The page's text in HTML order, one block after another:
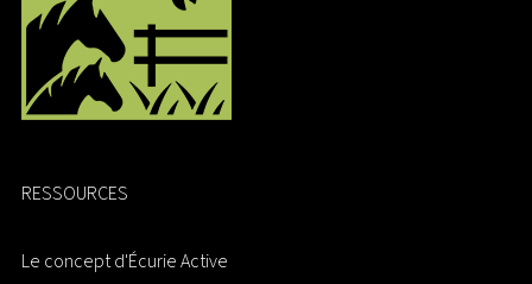
RESSOURCES
Le concept d'Écurie Active